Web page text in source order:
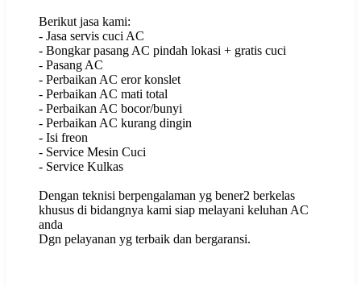
Berikut jasa kami:
- Jasa servis cuci AC
- Bongkar pasang AC pindah lokasi + gratis cuci
- Pasang AC
- Perbaikan AC eror konslet
- Perbaikan AC mati total
- Perbaikan AC bocor/bunyi
- Perbaikan AC kurang dingin
- Isi freon
- Service Mesin Cuci
- Service Kulkas
Dengan teknisi berpengalaman yg bener2 berkelas
khusus di bidangnya kami siap melayani keluhan AC
anda
Dgn pelayanan yg terbaik dan bergaransi.